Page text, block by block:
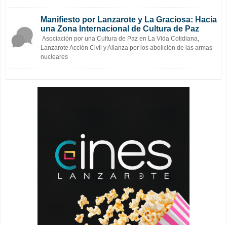
Manifiesto por Lanzarote y La Graciosa: Hacia
una Zona Internacional de Cultura de Paz
Asociación por una Cultura de Paz en La Vida Cotidiana,
Lanzarote Acción Civil y Alianza por los abolición de las armas
nucleares